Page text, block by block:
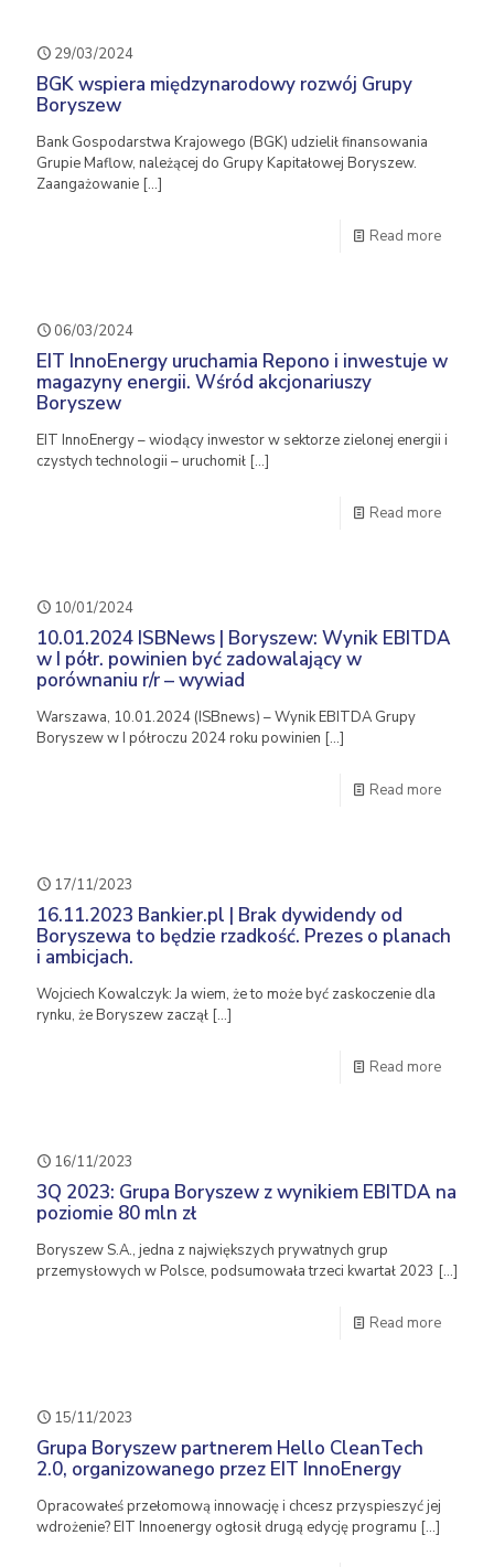
29/03/2024
BGK wspiera międzynarodowy rozwój Grupy
Boryszew
Bank Gospodarstwa Krajowego (BGK) udzielił finansowania
Grupie Maflow, należącej do Grupy Kapitałowej Boryszew.
Zaangażowanie […]
Read more
06/03/2024
EIT InnoEnergy uruchamia Repono i inwestuje w
magazyny energii. Wśród akcjonariuszy
Boryszew
EIT InnoEnergy – wiodący inwestor w sektorze zielonej energii i
czystych technologii – uruchomił […]
Read more
10/01/2024
10.01.2024 ISBNews | Boryszew: Wynik EBITDA
w I półr. powinien być zadowalający w
porównaniu r/r – wywiad
Warszawa, 10.01.2024 (ISBnews) – Wynik EBITDA Grupy
Boryszew w I półroczu 2024 roku powinien […]
Read more
17/11/2023
16.11.2023 Bankier.pl | Brak dywidendy od
Boryszewa to będzie rzadkość. Prezes o planach
i ambicjach.
Wojciech Kowalczyk: Ja wiem, że to może być zaskoczenie dla
rynku, że Boryszew zaczął […]
Read more
16/11/2023
3Q 2023: Grupa Boryszew z wynikiem EBITDA na
poziomie 80 mln zł
Boryszew S.A., jedna z największych prywatnych grup
przemysłowych w Polsce, podsumowała trzeci kwartał 2023 […]
Read more
15/11/2023
Grupa Boryszew partnerem Hello CleanTech
2.0, organizowanego przez EIT InnoEnergy
Opracowałeś przełomową innowację i chcesz przyspieszyć jej
wdrożenie? EIT Innoenergy ogłosił drugą edycję programu […]